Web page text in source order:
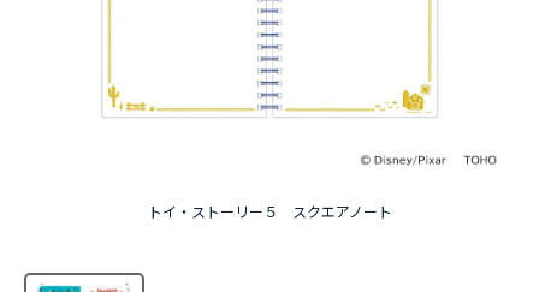
トイ・ストーリー５ スクエアノート